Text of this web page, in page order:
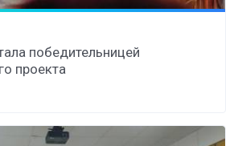
победительницей
проекта